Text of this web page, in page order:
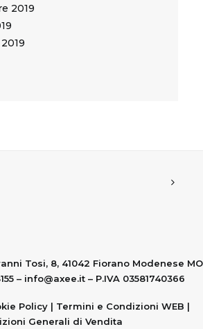
2019
Tosi, 8, 41042 Fiorano Modenese MO
– info@axee.it– P.IVA 03581740366
Policy | Termini e Condizioni WEB |
Generali di Vendita